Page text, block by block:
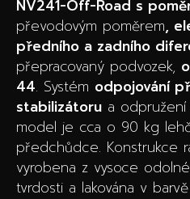
NV241-Off-Road s
převodovým poměrem,
předního a zadního
přepracovaný podvozek,
44. Systém odpojování
stabilizátoru a odpružení
model je cca o 90 kg
předchůdce. Konstrukce
vyrobena z vysoce
tvrdosti a lakována v